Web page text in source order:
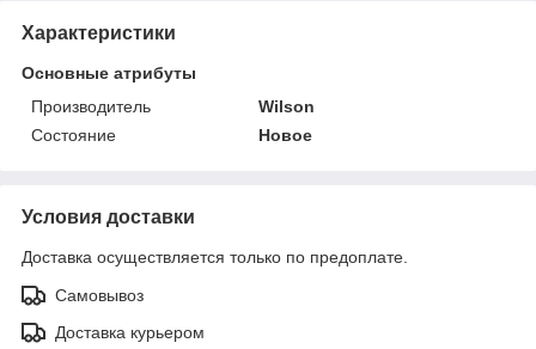
Характеристики
Основные атрибуты
Производитель
Wilson
Состояние
Новое
Условия доставки
Доставка осуществляется только по предоплате.
Самовывоз
Доставка курьером